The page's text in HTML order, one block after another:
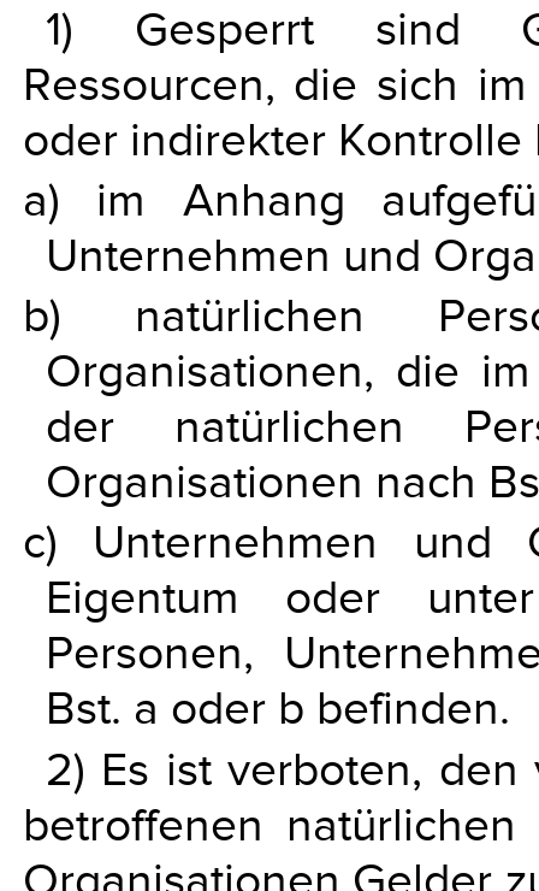
1) Gesperrt sind
Ressourcen, die sich
oder indirekter Kontrolle
a) im Anhang
Unternehmen und
b) natürlichen
Organisationen, die
der natürlichen
Organisationen nach
c) Unternehmen und
Eigentum oder
Personen,
Bst. a oder b befinden.
2) Es ist verboten,
betroffenen